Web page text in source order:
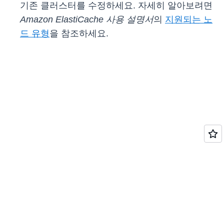
기존 클러스터를 수정하세요. 자세히 알아보려면
Amazon ElastiCache 사용 설명서의 지원되는 노
드 유형을 참조하세요.